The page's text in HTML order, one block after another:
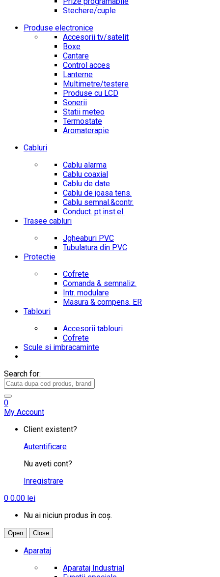
Stechere/cuple
Produse electronice
Accesorii tv/satelit
Boxe
Cantare
Control acces
Lanterne
Multimetre/testere
Produse cu LCD
Sonerii
Statii meteo
Termostate
Aromaterapie
Cabluri
Cablu alarma
Cablu coaxial
Cablu de date
Cablu de joasa tens.
Cablu semnal.&contr.
Conduct. pt.inst.el.
Trasee cabluri
Jgheaburi PVC
Tubulatura din PVC
Protectie
Cofrete
Comanda & semnaliz.
Intr. modulare
Masura & compens. ER
Tablouri
Accesorii tablouri
Cofrete
Scule si imbracaminte
Search for:
0
My Account
Client existent?
Autentificare
Nu aveti cont?
Inregistrare
0 0.00 lei
Nu ai niciun produs în coș.
Open Close
Aparataj
Aparataj Industrial